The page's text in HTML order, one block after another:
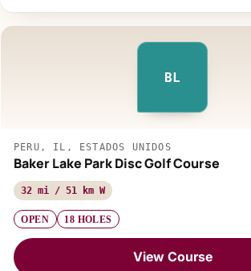
BL
PERU, IL, ESTADOS UNIDOS
Baker Lake Park Disc Golf Course
32 mi / 51 km W
OPEN 18 HOLES
View Course